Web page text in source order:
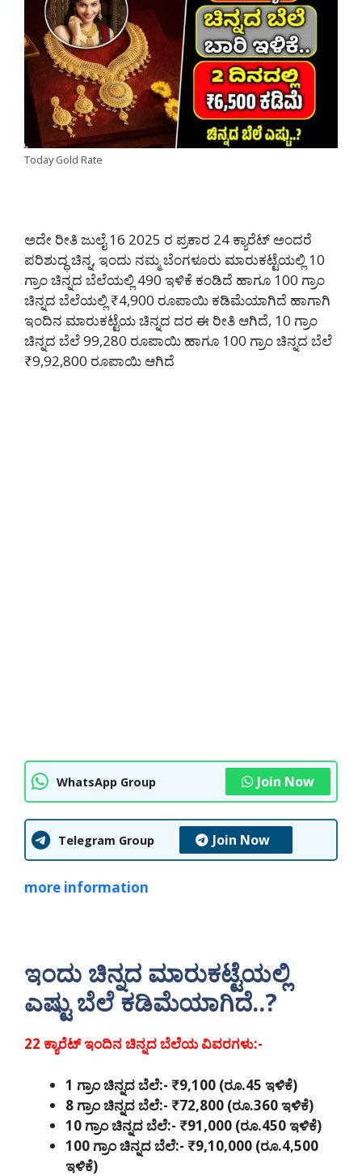
Today Gold Rate
ಅದೇ ರೀತಿ ಜುಲೈ 16 2025 ರ ಪ್ರಕಾರ 24 ಕ್ಯಾರೆಟ್ ಅಂದರೆ
ಪರಿಶುದ್ಧ ಚಿನ್ನ, ಇಂದು ನಮ್ಮ ಬೆಂಗಳೂರು ಮಾರುಕಟ್ಟೆಯಲ್ಲಿ 10
ಗ್ರಾಂ ಚಿನ್ನದ ಬೆಲೆಯಲ್ಲಿ 490 ಇಳಿಕೆ ಕಂಡಿದೆ ಹಾಗೂ 100 ಗ್ರಾಂ
ಚಿನ್ನದ ಬೆಲೆಯಲ್ಲಿ ₹4,900 ರೂಪಾಯಿ ಕಡಿಮೆಯಾಗಿದೆ ಹಾಗಾಗಿ
ಇಂದಿನ ಮಾರುಕಟ್ಟೆಯ ಚಿನ್ನದ ದರ ಈ ರೀತಿ ಆಗಿದೆ, 10 ಗ್ರಾಂ
ಚಿನ್ನದ ಬೆಲೆ 99,280 ರೂಪಾಯಿ ಹಾಗೂ 100 ಗ್ರಾಂ ಚಿನ್ನದ ಬೆಲೆ
₹9,92,800 ರೂಪಾಯಿ ಆಗಿದೆ
WhatsApp Group Join Now
Telegram Group Join Now
more information
ಇಂದು ಚಿನ್ನದ ಮಾರುಕಟ್ಟೆಯಲ್ಲಿ
ಎಷ್ಟು ಬೆಲೆ ಕಡಿಮೆಯಾಗಿದೆ..?
22 ಕ್ಯಾರೆಟ್ ಇಂದಿನ ಚಿನ್ನದ ಬೆಲೆಯ ವಿವರಗಳು:-
1 ಗ್ರಾಂ ಚಿನ್ನದ ಬೆಲೆ:- ₹9,100 (ರೂ.45 ಇಳಿಕೆ)
8 ಗ್ರಾಂ ಚಿನ್ನದ ಬೆಲೆ:- ₹72,800 (ರೂ.360 ಇಳಿಕೆ)
10 ಗ್ರಾಂ ಚಿನ್ನದ ಬೆಲೆ:- ₹91,000 (ರೂ.450 ಇಳಿಕೆ)
100 ಗ್ರಾಂ ಚಿನ್ನದ ಬೆಲೆ:- ₹9,10,000 (ರೂ.4,500
ಇಳಿಕೆ)